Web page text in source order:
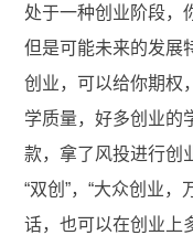
处于一种创业阶段，
但是可能未来的发展
创业，可以给你期权
学质量，好多创业的
款，拿了风投进行创
“双创”，“大众创业
话，也可以在创业上